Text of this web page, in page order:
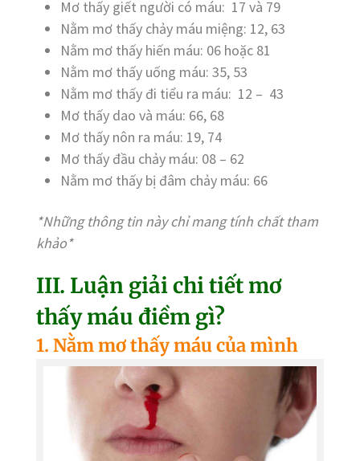
Mơ thấy giết người có máu: 17 và 79
Nằm mơ thấy chảy máu miệng: 12, 63
Nằm mơ thấy hiến máu: 06 hoặc 81
Nằm mơ thấy uống máu: 35, 53
Nằm mơ thấy đi tiểu ra máu: 12 – 43
Mơ thấy dao và máu: 66, 68
Mơ thấy nôn ra máu: 19, 74
Mơ thấy đầu chảy máu: 08 – 62
Nằm mơ thấy bị đâm chảy máu: 66
*Những thông tin này chỉ mang tính chất tham
khảo*
III. Luận giải chi tiết mơ
thấy máu điềm gì?
1. Nằm mơ thấy máu của mình